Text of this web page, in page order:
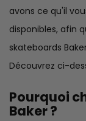
avons ce qu'il
disponibles, afin
skateboards
Découvrez ci-
Pourquoi
Baker ?